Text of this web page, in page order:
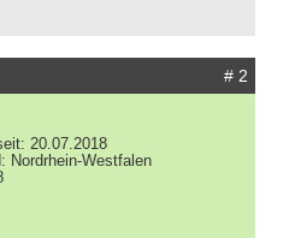
# 2
20.07.2018
Nordrhein-Westfalen